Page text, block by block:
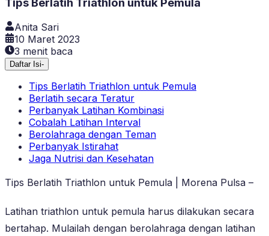
Anita Sari
10 Maret 2023
3 menit baca
Daftar Isi-
Tips Berlatih Triathlon untuk Pemula
Berlatih secara Teratur
Perbanyak Latihan Kombinasi
Cobalah Latihan Interval
Berolahraga dengan Teman
Perbanyak Istirahat
Jaga Nutrisi dan Kesehatan
Tips Berlatih Triathlon untuk Pemula | Morena Pulsa –
Latihan triathlon untuk pemula harus dilakukan secara
bertahap. Mulailah dengan berolahraga dengan latihan